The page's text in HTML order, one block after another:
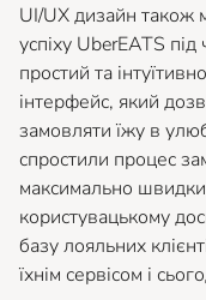
UI/UX дизайн також
успіху UberEATS
простий та
інтерфейс, який
замовляти їжу в
спростили процес
максимально
користувацькому
базу лояльних
їхнім сервісом і